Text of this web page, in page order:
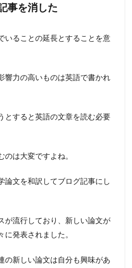
事を消した
いることの延長とすることを意
響力の高いものは英語で書かれ
とすると英語の文章を読む必要
は大変ですよね。
論文を和訳してブログ記事にし
が流行しており、新しい論文が
発表されました。
の新しい論文は自分も興味があ